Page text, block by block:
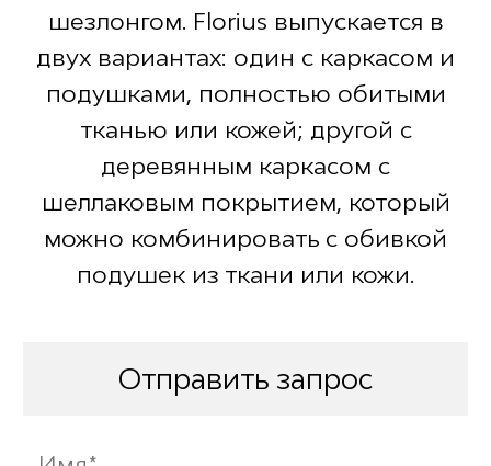
шезлонгом. Florius выпускается в
двух вариантах: один с каркасом и
подушками, полностью обитыми
тканью или кожей; другой с
деревянным каркасом с
шеллаковым покрытием, который
можно комбинировать с обивкой
подушек из ткани или кожи.
Отправить запрос